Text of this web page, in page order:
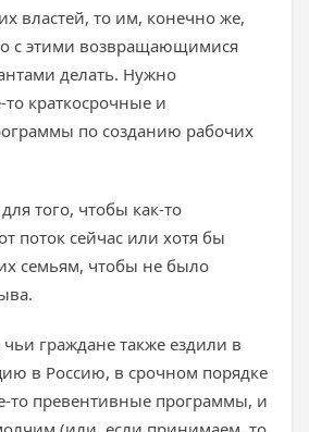
властей, то им, конечно же,
с этими возвращающимися
делать. Нужно
краткосрочные и
по созданию рабочих
того, чтобы как-то
поток сейчас или хотя бы
семьям, чтобы не было
граждане также ездили в
в Россию, в срочном порядке
то превентивные программы, и